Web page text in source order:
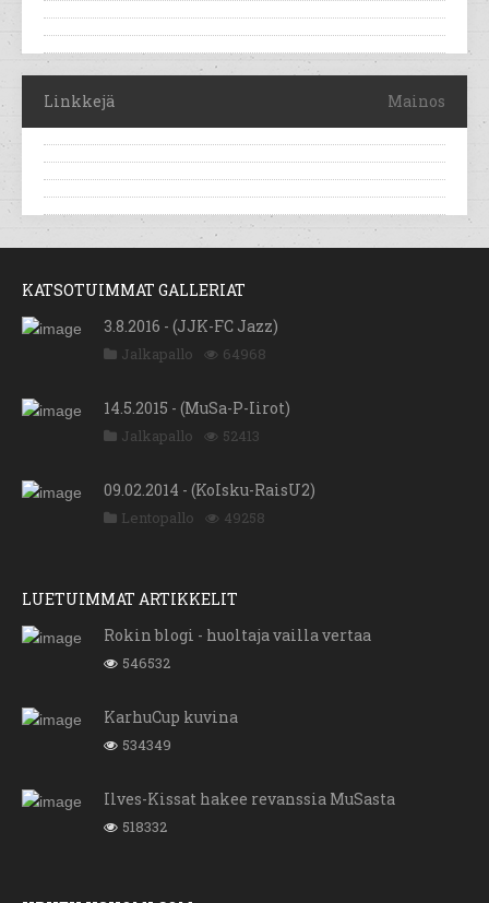
Linkkejä Mainos
KATSOTUIMMAT GALLERIAT
3.8.2016 - (JJK-FC Jazz)
Jalkapallo 64968
14.5.2015 - (MuSa-P-Iirot)
Jalkapallo 52413
09.02.2014 - (KoIsku-RaisU2)
Lentopallo 49258
LUETUIMMAT ARTIKKELIT
Rokin blogi - huoltaja vailla vertaa
546532
KarhuCup kuvina
534349
Ilves-Kissat hakee revanssia MuSasta
518332